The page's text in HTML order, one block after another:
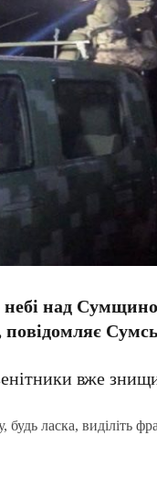
небі над
вже
ласка, виділіть